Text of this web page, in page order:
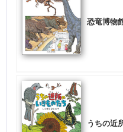
恐竜博物
うちの近